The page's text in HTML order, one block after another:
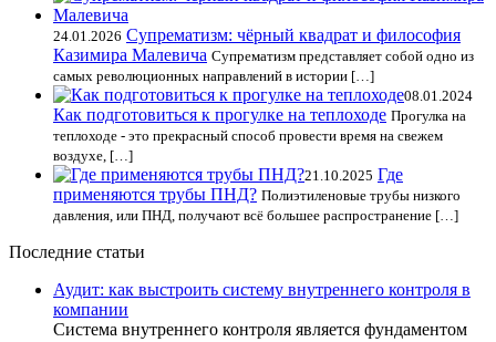
24.01.2026 Супрематизм: чёрный квадрат и философия
Казимира Малевича Супрематизм представляет собой одно из
самых революционных направлений в истории […]
08.01.2024
Как подготовиться к прогулке на теплоходе Прогулка на
теплоходе - это прекрасный способ провести время на свежем
воздухе, […]
21.10.2025 Где
применяются трубы ПНД? Полиэтиленовые трубы низкого
давления, или ПНД, получают всё большее распространение […]
Последние статьи
Аудит: как выстроить систему внутреннего контроля в
компании
Система внутреннего контроля является фундаментом